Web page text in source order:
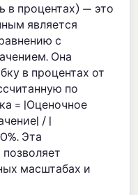
в процентах) — это
является
с
Она
в процентах от
по
= |Оценочное
/ |
Эта
масштабах и